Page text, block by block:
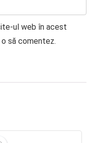
ul web în acest
să comentez.